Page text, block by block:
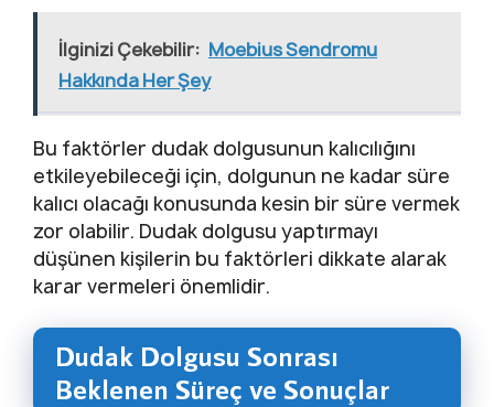
İlginizi Çekebilir: Moebius Sendromu
Hakkında Her Şey
Bu faktörler dudak dolgusunun kalıcılığını
etkileyebileceği için, dolgunun ne kadar süre
kalıcı olacağı konusunda kesin bir süre vermek
zor olabilir. Dudak dolgusu yaptırmayı
düşünen kişilerin bu faktörleri dikkate alarak
karar vermeleri önemlidir.
Dudak Dolgusu Sonrası
Beklenen Süreç ve Sonuçlar